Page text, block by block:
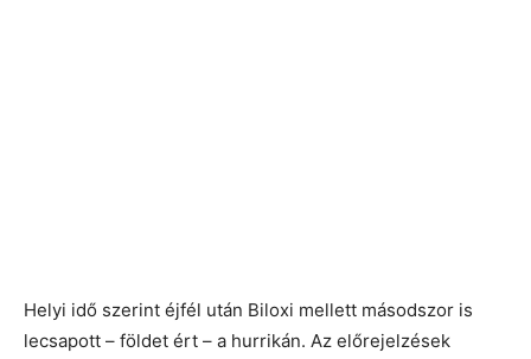
Helyi idő szerint éjfél után Biloxi mellett másodszor is
lecsapott – földet ért – a hurrikán. Az előrejelzések